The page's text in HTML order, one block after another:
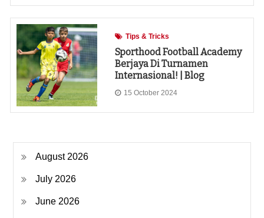
Tips & Tricks
Sporthood Football Academy
Berjaya Di Turnamen
Internasional! | Blog
15 October 2024
August 2026
July 2026
June 2026